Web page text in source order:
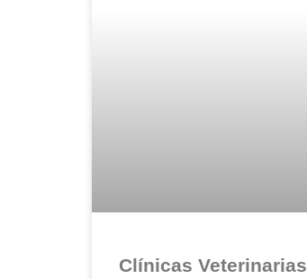
Clínicas Veterinarias